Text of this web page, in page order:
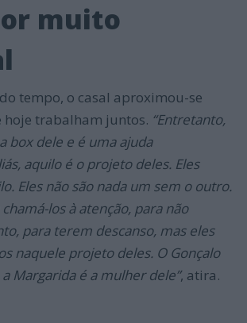
muito
tempo, o casal aproximou-se
hoje trabalham juntos. “Entretanto,
box dele e é uma ajuda
aquilo é o projeto deles. Eles
Eles não são nada um sem o outro.
los à atenção, para não
para terem descanso, mas eles
naquele projeto deles. O Gonçalo
Margarida é a mulher dele”, atira.